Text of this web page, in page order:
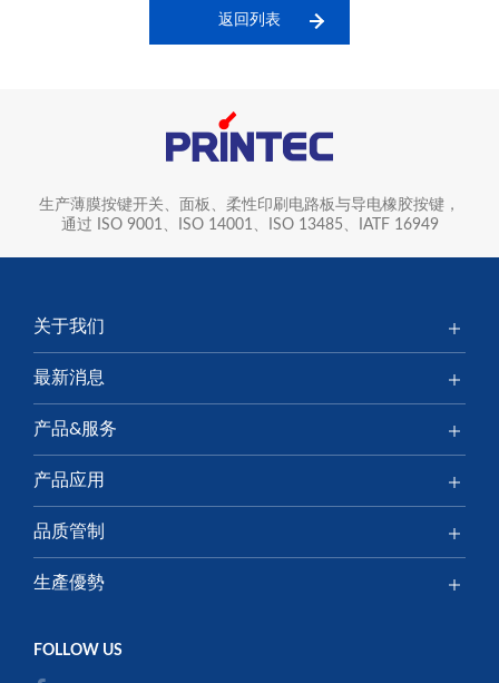
返回列表
生产薄膜按键开关、面板、柔性印刷电路板与导电橡胶按键，
通过 ISO 9001、ISO 14001、ISO 13485、IATF 16949
关于我们
最新消息
产品&服务
产品应用
品质管制
生產優勢